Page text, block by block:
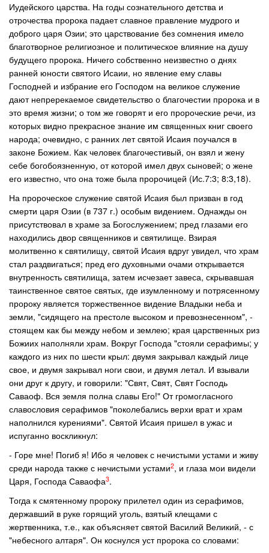
Иудейского царства. На годы сознательного детства и
отрочества пророка падает славное правление мудрого и
доброго царя Озии; это царствование без сомнения имело
благотворное религиозное и политическое влияние на душу
будущего пророка. Ничего собственно неизвестно о днях
ранней юности святого Исаии, но явление ему славы
Господней и избрание его Господом на великое служение
дают непререкаемое свидетельство о благочестии пророка и в
это время жизни; о том же говорят и его пророческие речи, из
которых видно прекрасное знание им священных книг своего
народа; очевидно, с ранних лет святой Исаия поучался в
законе Божием. Как человек благочестивый, он взял и жену
себе богобоязненную, от которой имел двух сыновей; о жене
его известно, что она тоже была пророчицей (Ис.7:3; 8:3,18).
На пророческое служение святой Исаия был призван в год
смерти царя Озии (в 737 г.) особым видением. Однажды он
присутствовал в храме за Богослужением; пред глазами его
находились двор священников и святилище. Взирая
молитвенно к святилищу, святой Исаия вдруг увидел, что храм
стал раздвигаться; пред его духовными очами открывается
внутренность святилища, затем исчезает завеса, скрывавшая
таинственное святое святых, где изумленному и потрясенному
пророку является торжественное видение Владыки неба и
земли, "сидящего на престоле высоком и превознесенном", -
стоящем как бы между небом и землею; края царственных риз
Божиих наполняли храм. Вокруг Господа "стояли серафимы; у
каждого из них по шести крыл: двумя закрывал каждый лице
свое, и двумя закрывал ноги свои, и двумя летал. И взывали
они друг к другу, и говорили: "Свят, Свят, Свят Господь
Саваоф. Вся земля полна славы Его!" От громогласного
славословия серафимов "поколебались верхи врат и храм
наполнился курениями". Святой Исаия пришел в ужас и
испуганно воскликнул:
- Горе мне! Погиб я! Ибо я человек с нечистыми устами и живу
среди народа также с нечистыми устами2, и глаза мои видели
Царя, Господа Саваофа3.
Тогда к смятенному пророку прилетел один из серафимов,
державший в руке горящий уголь, взятый клещами с
жертвенника, т.е., как объясняет святой Василий Великий, - с
"небесного алтаря". Он коснулся уст пророка со словами: